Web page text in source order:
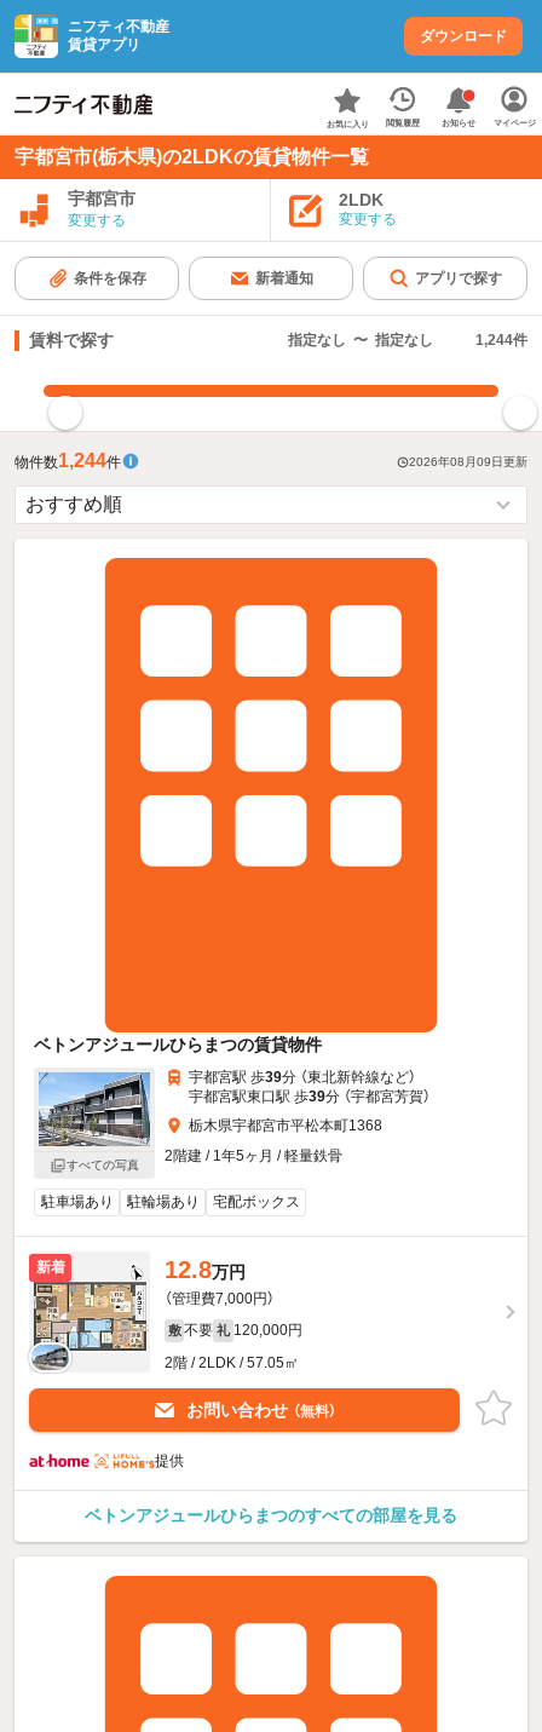
ニフティ不動産
賃貸アプリ
ダウンロード
お気に入り 閲覧履歴 お知らせ マイページ
宇都宮市(栃木県)の2LDKの賃貸物件一覧
宇都宮市
変更する
2LDK
変更する
条件を保存 新着通知 アプリで探す
賃料で探す 指定なし 〜 指定なし 1,244件
物件数1,244件 2026年08月09日更新
ベトンアジュールひらまつの賃貸物件
すべての写真
宇都宮駅 歩39分 （東北新幹線など）
宇都宮駅東口駅 歩39分 （宇都宮芳賀）
栃木県宇都宮市平松本町1368
2階建 / 1年5ヶ月 / 軽量鉄骨
駐車場あり 駐輪場あり 宅配ボックス
新着 12.8万円
（管理費7,000円）
敷 不要 礼 120,000円
2階 / 2LDK / 57.05㎡
お問い合わせ （無料）
提供
ベトンアジュールひらまつのすべての部屋を見る